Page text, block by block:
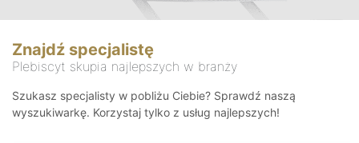
Znajdź specjalistę
Plebiscyt skupia najlepszych w branży
Szukasz specjalisty w pobliżu Ciebie? Sprawdź naszą
wyszukiwarkę. Korzystaj tylko z usług najlepszych!